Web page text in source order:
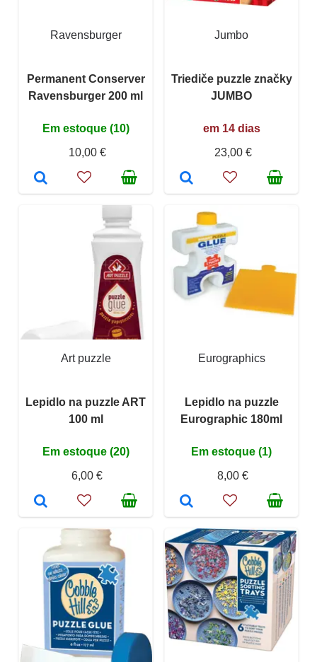
Ravensburger
Permanent Conserver
Ravensburger 200 ml
Em estoque (10)
10,00 €
Jumbo
Triediče puzzle značky
JUMBO
em 14 dias
23,00 €
Art puzzle
Lepidlo na puzzle ART
100 ml
Em estoque (20)
6,00 €
Eurographics
Lepidlo na puzzle
Eurographic 180ml
Em estoque (1)
8,00 €